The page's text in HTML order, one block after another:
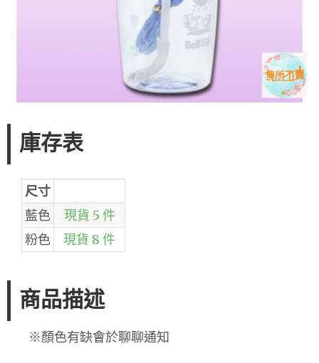
庫存表
尺寸
藍色
現貨 5 件
粉色
現貨 8 件
商品描述
※顏色有缺會於聊聊通知